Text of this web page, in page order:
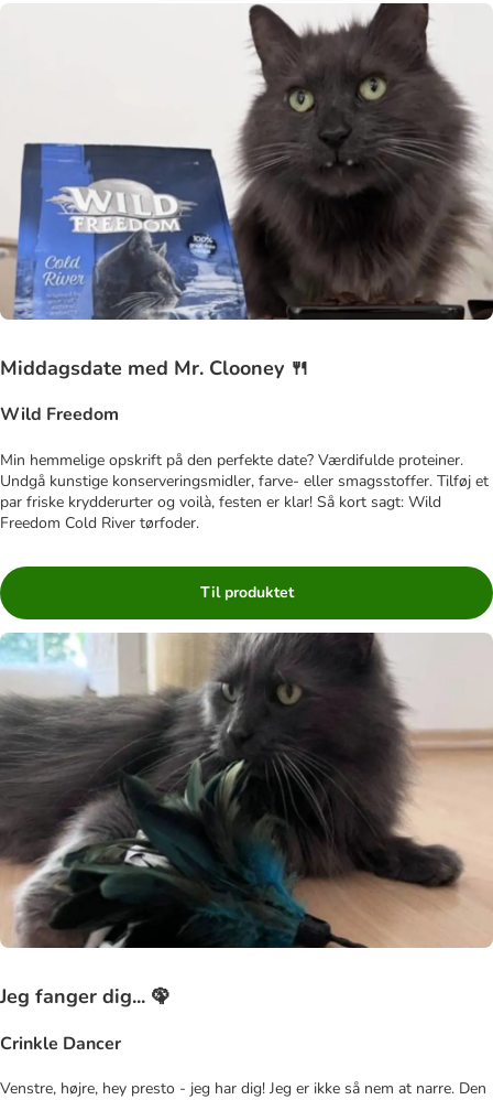
Middagsdate med Mr. Clooney 🍴
Wild Freedom
Min hemmelige opskrift på den perfekte date? Værdifulde proteiner.
Undgå kunstige konserveringsmidler, farve- eller smagsstoffer. Tilføj et
par friske krydderurter og voilà, festen er klar! Så kort sagt: Wild
Freedom Cold River tørfoder.
Til produktet
Jeg fanger dig... 🦚
Crinkle Dancer
Venstre, højre, hey presto - jeg har dig! Jeg er ikke så nem at narre. Den